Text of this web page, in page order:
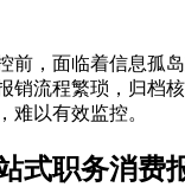
前，面临着信息孤
销流程繁琐，归档
难以有效监控。
式职务消费